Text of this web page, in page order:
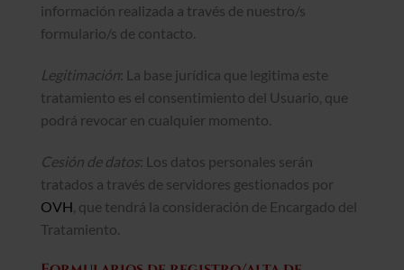
información realizada a través de nuestro/s
formulario/s de contacto.
Legitimación: La base jurídica que legitima este
tratamiento es el consentimiento del Usuario, que
podrá revocar en cualquier momento.
Cesión de datos: Los datos personales serán
tratados a través de servidores gestionados por
OVH , que tendrá la consideración de Encargado del
Tratamiento.